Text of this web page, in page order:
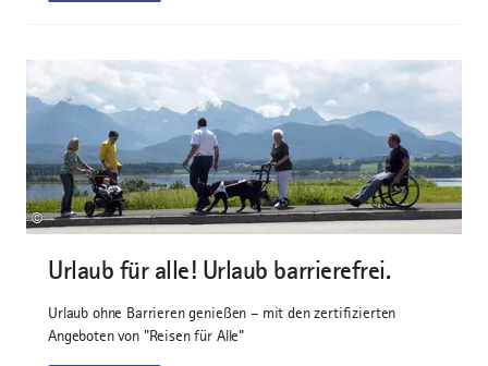
©
Urlaub für alle! Urlaub barrierefrei.
Urlaub ohne Barrieren genießen – mit den zertifizierten
Angeboten von "Reisen für Alle"